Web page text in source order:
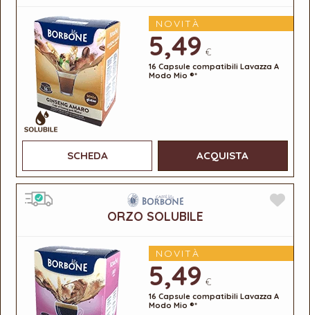
NOVITÀ
5,49 €
16 Capsule compatibili Lavazza A
Modo Mio ®*
SCHEDA ACQUISTA
ORZO SOLUBILE
NOVITÀ
5,49 €
16 Capsule compatibili Lavazza A
Modo Mio ®*